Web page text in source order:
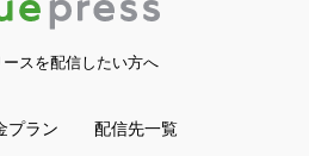
スを配信したい方へ
プラン 配信先一覧